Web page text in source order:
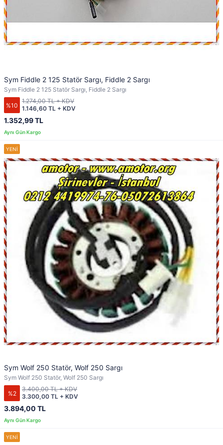
Sym Fiddle 2 125 Statör Sargı, Fiddle 2 Sargı
Sym Fiddle 2 125 Statör Sargı, Fiddle 2 Sargı
%10
1.352,99 TL
1.146,60 TL + KDV
1.274,00 TL + KDV
Sym Wolf 250 Statör, Wolf 250 Sargı
Sym Wolf 250 Statör, Wolf 250 Sargı
%2
3.894,00 TL
3.300,00 TL + KDV
3.400,00 TL + KDV